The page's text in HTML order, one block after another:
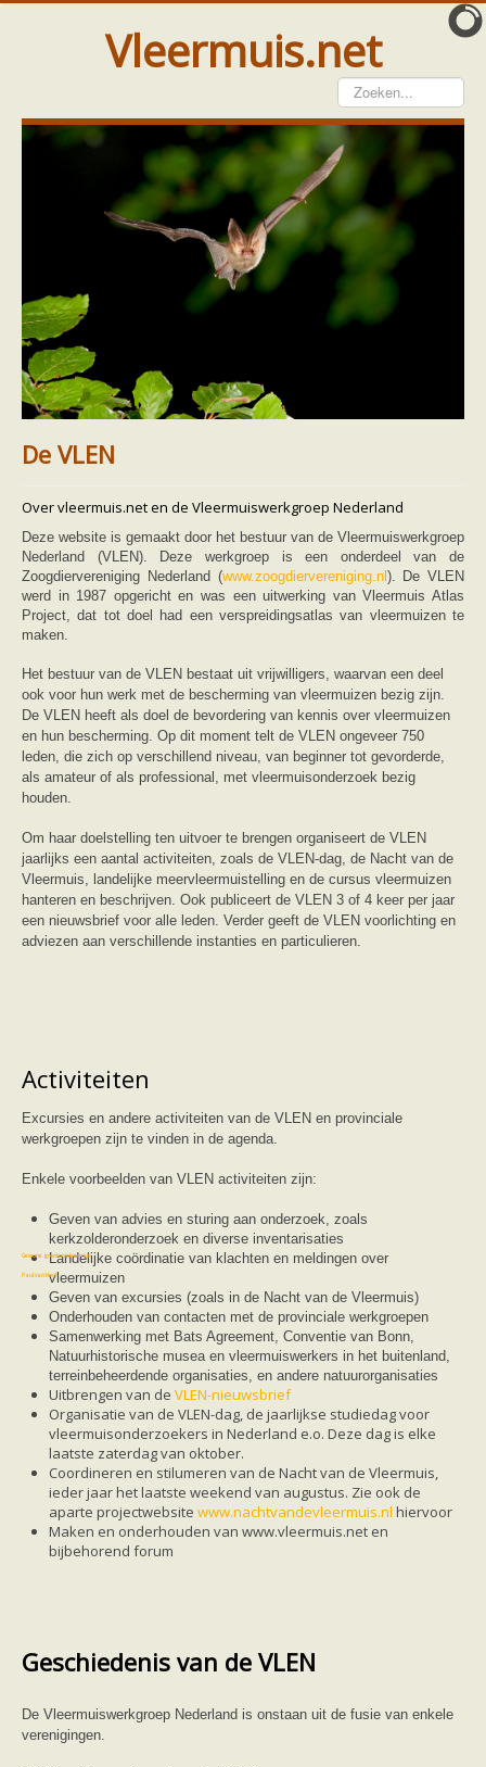
Vleermuis.net
Vleermuis gezien
Waarneming doorgeven
Wat doen wij met meldingen
Telinstructie
Waarnemingen doorgeven elders
Hulp
Vleermuis gevonden
Vanginstructie
Hulp per email
Hulp per provincie
Drenthe
Groningen
Flevoland
Limburg
Noord-Brabant
Noord-Holland
Overijssel
Utrecht
Zeeland
Zuid-Holland
Bescherming
Soortbescherming
Gebiedsbescherming
Hulp bij bouwplannen en bomenkap
Vleermuisprotocol
Knelpunten in vleermuisbescherming
Vleermuis advies en onderzoekbureaus
Doe mee
Meedoen
Landelijk zoogdierwerkgroepen
Regionale of provinciale werkgroepen
Jeugd
Internationaal
Landelijke natuurverenigingen
Voedsel en jagen
Verblijfplaatsen
Echolocatie
Soorten
Baardvleermuis
Bechsteins vleermuis
Brandt's vleermuis
Bruine of gewone grootoorvleermuis
Franjestaart
Gewone dwergvleermuis
Grijze grootoorvleermuis
Grote rosse vleermuis
Ingekorven vleermuis
Kleine en grote hoefijzerneus
Laatvlieger
Meervleermuis
Mopsvleermuis
Noordse vleermuis
Rosse vleermuis
Ruige dwergvleermuis
Tweekleurige vleermuis
Vale vleermuis
Watervleermuis
Vleermuizen en eikenprocessierups
Kinderpagina
Weetjes
Boeken en tijdschriften
geluiden van vleermuizen
Gewone grootoorvleermuis
Paul van Hoof
Home Ecologie en soorten
Kleine en grote hoefijzerneus
Footer
De VLEN
Over vleermuis.net en de Vleermuiswerkgroep Nederland
Deze website is gemaakt door het bestuur van de Vleermuiswerkgroep
Nederland (VLEN). Deze werkgroep is een onderdeel van de
Zoogdiervereniging Nederland (www.zoogdiervereniging.nl ). De VLEN
werd in 1987 opgericht en was een uitwerking van Vleermuis Atlas
Project, dat tot doel had een verspreidingsatlas van vleermuizen te
maken.
Het bestuur van de VLEN bestaat uit vrijwilligers, waarvan een deel
ook voor hun werk met de bescherming van vleermuizen bezig zijn.
De VLEN heeft als doel de bevordering van kennis over vleermuizen
en hun bescherming. Op dit moment telt de VLEN ongeveer 750
leden, die zich op verschillend niveau, van beginner tot gevorderde,
als amateur of als professional, met vleermuisonderzoek bezig
houden.
Om haar doelstelling ten uitvoer te brengen organiseert de VLEN
jaarlijks een aantal activiteiten, zoals de VLEN-dag, de Nacht van de
Vleermuis, landelijke meervleermuistelling en de cursus vleermuizen
hanteren en beschrijven. Ook publiceert de VLEN 3 of 4 keer per jaar
een nieuwsbrief voor alle leden. Verder geeft de VLEN voorlichting en
adviezen aan verschillende instanties en particulieren.
Activiteiten
Excursies en andere activiteiten van de VLEN en provinciale
werkgroepen zijn te vinden in de agenda.
Enkele voorbeelden van VLEN activiteiten zijn:
Geven van advies en sturing aan onderzoek, zoals
kerkzolderonderzoek en diverse inventarisaties
Landelijke coördinatie van klachten en meldingen over
vleermuizen
Geven van excursies (zoals in de Nacht van de Vleermuis)
Onderhouden van contacten met de provinciale werkgroepen
Samenwerking met Bats Agreement, Conventie van Bonn,
Natuurhistorische musea en vleermuiswerkers in het buitenland,
terreinbeheerdende organisaties, en andere natuurorganisaties
Uitbrengen van de VLEN-nieuwsbrief
Organisatie van de VLEN-dag, de jaarlijkse studiedag voor
vleermuisonderzoekers in Nederland e.o. Deze dag is elke
laatste zaterdag van oktober.
Coordineren en stilumeren van de Nacht van de Vleermuis,
ieder jaar het laatste weekend van augustus. Zie ook de
aparte projectwebsite www.nachtvandevleermuis.nl hiervoor
Maken en onderhouden van www.vleermuis.net en
bijbehorend forum
Geschiedenis van de VLEN
De Vleermuiswerkgroep Nederland is onstaan uit de fusie van enkele
verenigingen.